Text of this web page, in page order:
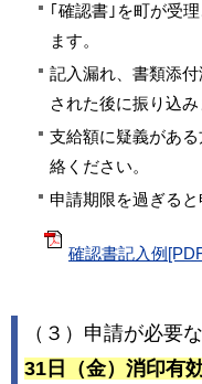
｢確認書｣を町が受
ます。
記入漏れ、書類添
された後に振り込み
支給額に疑義がある
絡ください。
申請期限を過ぎると
確認書記入例
（３）申請
31日（金）消印有